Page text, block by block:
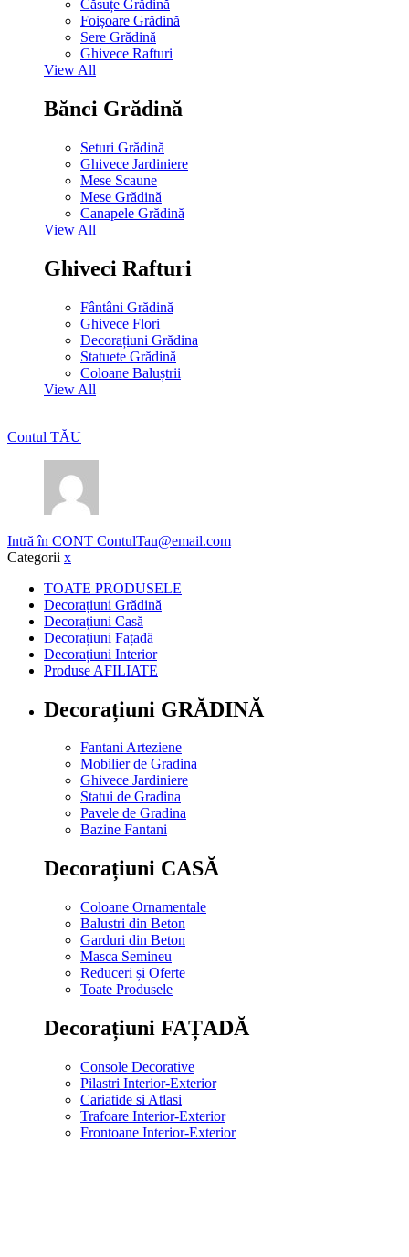
Căsuțe Grădină
Foișoare Grădină
Sere Grădină
Ghivece Rafturi
View All
Bănci Grădină
Seturi Grădină
Ghivece Jardiniere
Mese Scaune
Mese Grădină
Canapele Grădină
View All
Ghiveci Rafturi
Fântâni Grădină
Ghivece Flori
Decorațiuni Grădina
Statuete Grădină
Coloane Baluștrii
View All
Contul TĂU
Intră în CONT ContulTau@email.com
Categorii x
TOATE PRODUSELE
Decorațiuni Grădină
Decorațiuni Casă
Decorațiuni Fațadă
Decorațiuni Interior
Produse AFILIATE
Decorațiuni GRĂDINĂ
Fantani Arteziene
Mobilier de Gradina
Ghivece Jardiniere
Statui de Gradina
Pavele de Gradina
Bazine Fantani
Decorațiuni CASĂ
Coloane Ornamentale
Balustri din Beton
Garduri din Beton
Masca Semineu
Reduceri și Oferte
Toate Produsele
Decorațiuni FAȚADĂ
Console Decorative
Pilastri Interior-Exterior
Cariatide si Atlasi
Trafoare Interior-Exterior
Frontoane Interior-Exterior